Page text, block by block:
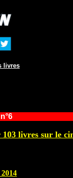
livres
livres sur le